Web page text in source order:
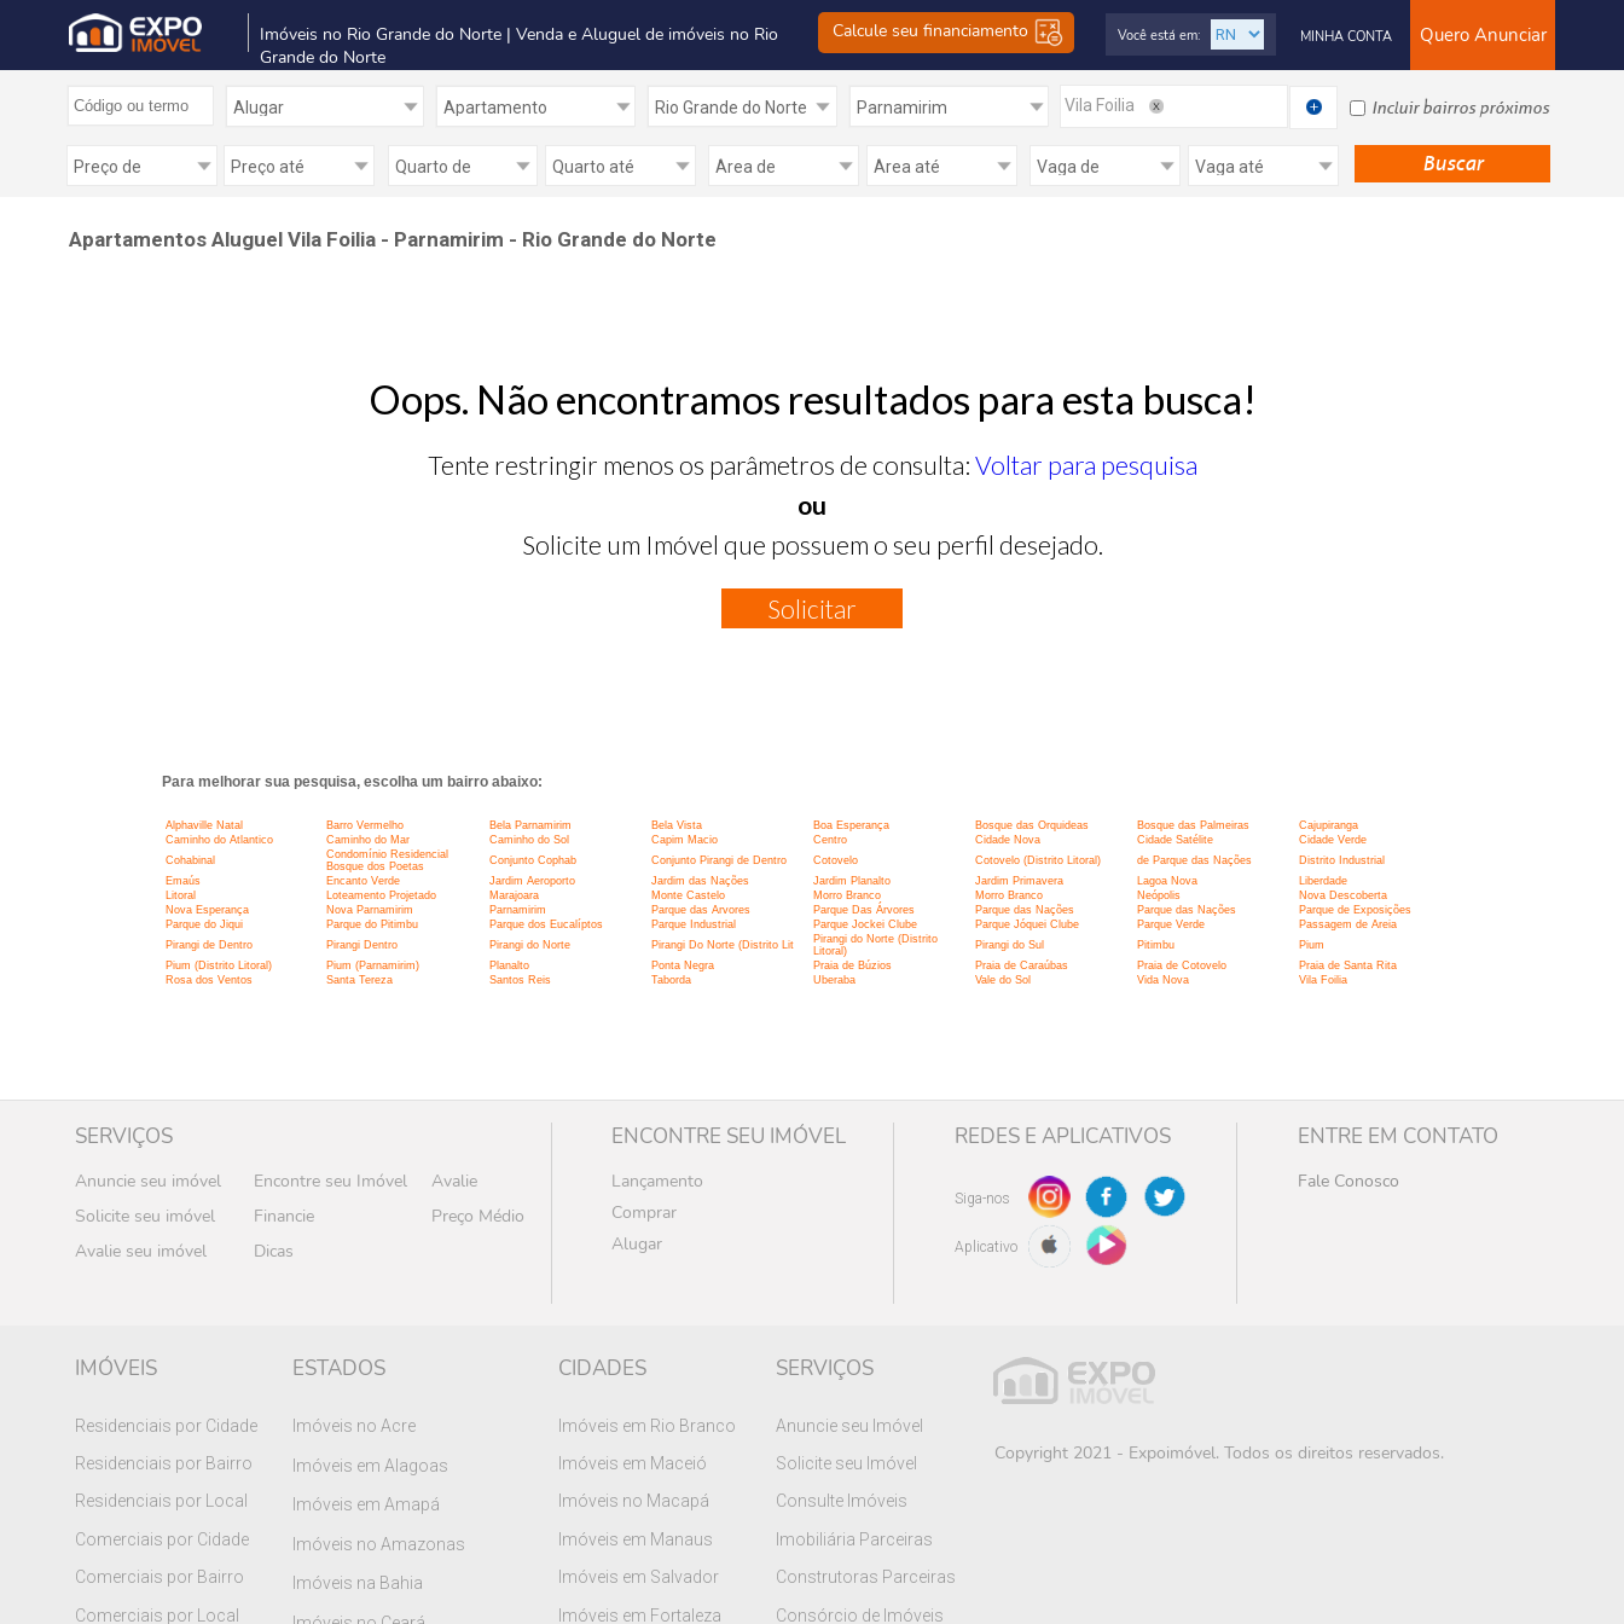
Imóveis no Rio Grande do Norte | Venda e Aluguel de imóveis no Rio
Grande do Norte
Calcule seu financiamento Quero Anunciar
MINHA CONTA
Você está em:
Vila Foilia Incluir bairros próximos
Apartamentos Aluguel Vila Foilia - Parnamirim - Rio Grande do Norte
Oops. Não encontramos resultados para esta busca!
Tente restringir menos os parâmetros de consulta: Voltar para pesquisa
ou
Solicite um Imóvel que possuem o seu perfil desejado.
Solicitar
Para melhorar sua pesquisa, escolha um bairro abaixo:
Alphaville Natal Barro Vermelho Bela Parnamirim Bela Vista Boa Esperança Bosque das Orquideas Bosque das Palmeiras
Cajupiranga
Caminho do Atlantico
Caminho do Mar Caminho do Sol Capim Macio Centro Cidade Nova Cidade Satélite
Cidade Verde
Cohabinal
Condomínio Residencial
Bosque dos Poetas
Conjunto Cophab Conjunto Pirangi de Dentro Cotovelo Cotovelo (Distrito Litoral) de Parque das Nações
Distrito Industrial
Emaús
Encanto Verde Jardim Aeroporto Jardim das Nações Jardim Planalto Jardim Primavera Lagoa Nova
Liberdade
Litoral
Loteamento Projetado Marajoara Monte Castelo Morro Branco Morro Branco Neópolis
Nova Descoberta
Nova Esperança
Nova Parnamirim Parnamirim Parque das Arvores Parque Das Árvores Parque das Nações Parque das Nações
Parque de Exposições
Parque do Jiqui
Parque do Pitimbu Parque dos Eucalíptos Parque Industrial Parque Jockei Clube Parque Jóquei Clube Parque Verde
Passagem de Areia
Pirangi de Dentro
Pirangi Dentro Pirangi do Norte Pirangi Do Norte (Distrito Lit
Pirangi do Norte (Distrito
Litoral)
Pirangi do Sul Pitimbu
Pium
Pium (Distrito Litoral)
Pium (Parnamirim) Planalto Ponta Negra Praia de Búzios Praia de Caraúbas Praia de Cotovelo
Praia de Santa Rita
Rosa dos Ventos
Santa Tereza Santos Reis Taborda Uberaba Vale do Sol Vida Nova Vila Foilia
SERVIÇOS
Anuncie seu imóvel Encontre seu Imóvel
Avalie
Solicite seu imóvel
Financie
Preço Médio
Avalie seu imóvel
Dicas
ENCONTRE SEU IMÓVEL
Lançamento
Comprar
Alugar
REDES E APLICATIVOS
Siga-nos
Aplicativo
ENTRE EM CONTATO
Fale Conosco
IMÓVEIS
Residenciais por Cidade
Residenciais por Bairro
Residenciais por Local
Comerciais por Cidade
Comerciais por Bairro
Comerciais por Local
ESTADOS
Imóveis no Acre
Imóveis em Alagoas
Imóveis em Amapá
Imóveis no Amazonas
Imóveis na Bahia
CIDADES
Imóveis em Rio Branco
Imóveis em Maceió
Imóveis no Macapá
Imóveis em Manaus
Imóveis em Salvador
Imóveis em Fortaleza
SERVIÇOS
Anuncie seu Imóvel
Solicite seu Imóvel
Consulte Imóveis
Imobiliária Parceiras
Construtoras Parceiras
Consórcio de Imóveis
Copyright 2021 - Expoimóvel. Todos os direitos reservados.